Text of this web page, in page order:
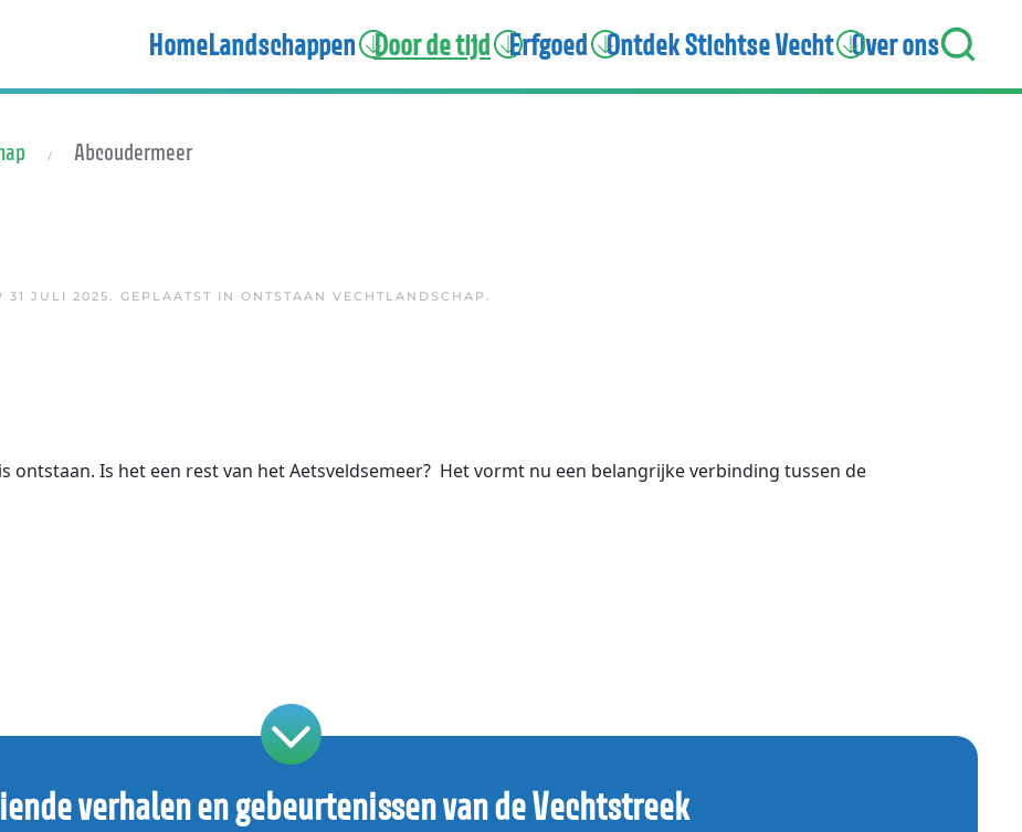
HomeLandschappen Door de tijd Erfgoed Ontdek Stichtse Vecht Over ons
Abcoudermeer
31 JULI 2025. GEPLAATST IN ONTSTAAN VECHTLANDSCHAP .
ontstaan. Is het een rest van het Aetsveldsemeer? Het vormt nu een belangrijke verbinding tussen de
verhalen en gebeurtenissen van de Vechtstreek